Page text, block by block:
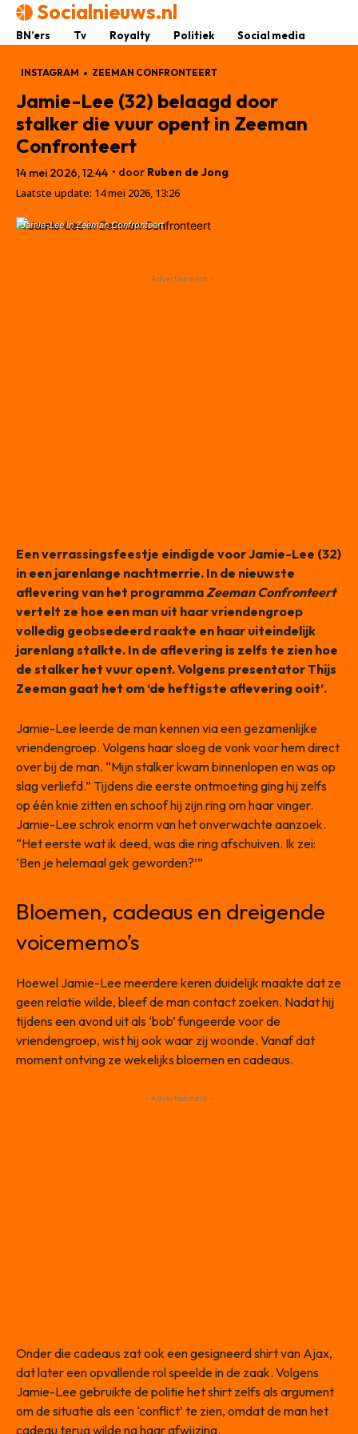
Socialnieuws.nl
BN’ers Tv Royalty Politiek Social media
INSTAGRAM ZEEMAN CONFRONTEERT
Jamie-Lee (32) belaagd door
stalker die vuur opent in Zeeman
Confronteert
14 mei 2026, 12:44 • door Ruben de Jong
Laatste update: 14 mei 2026, 13:26
Jamie-Lee in Zeeman Confronteert
- Advertisement -
Een verrassingsfeestje eindigde voor Jamie-Lee (32)
in een jarenlange nachtmerrie. In de nieuwste
aflevering van het programmaZeeman Confronteert
vertelt ze hoe een man uit haar vriendengroep
volledig geobsedeerd raakte en haar uiteindelijk
jarenlang stalkte. In de aflevering is zelfs te zien hoe
de stalker het vuur opent. Volgens presentator Thijs
Zeeman gaat het om ‘de heftigste aflevering ooit’.
Jamie-Lee leerde de man kennen via een gezamenlijke
vriendengroep. Volgens haar sloeg de vonk voor hem direct
over bij de man. “Mijn stalker kwam binnenlopen en was op
slag verliefd.” Tijdens die eerste ontmoeting ging hij zelfs
op één knie zitten en schoof hij zijn ring om haar vinger.
Jamie-Lee schrok enorm van het onverwachte aanzoek.
“Het eerste wat ik deed, was die ring afschuiven. Ik zei:
‘Ben je helemaal gek geworden?’”
Bloemen, cadeaus en dreigende
voicememo’s
Hoewel Jamie-Lee meerdere keren duidelijk maakte dat ze
geen relatie wilde, bleef de man contact zoeken. Nadat hij
tijdens een avond uit als ‘bob’ fungeerde voor de
vriendengroep, wist hij ook waar zij woonde. Vanaf dat
moment ontving ze wekelijks bloemen en cadeaus.
- Advertisement -
Onder die cadeaus zat ook een gesigneerd shirt van Ajax,
dat later een opvallende rol speelde in de zaak. Volgens
Jamie-Lee gebruikte de politie het shirt zelfs als argument
om de situatie als een ‘conflict’ te zien, omdat de man het
cadeau terug wilde na haar afwijzing.